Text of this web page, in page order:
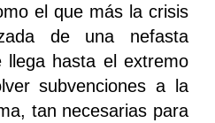
el que más la crisis
de una nefasta
llega hasta el extremo
subvenciones a la
tan necesarias para